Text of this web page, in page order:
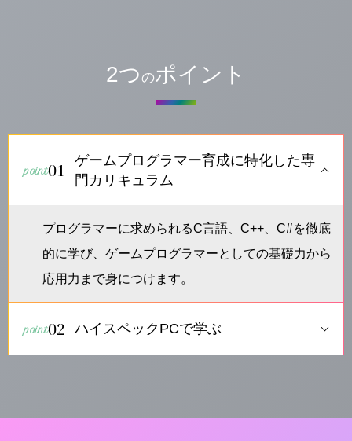
2つのポイント
01
ゲームプログラマー育成に特化した専
門カリキュラム
プログラマーに求められるC言語、C++、C#を徹底
的に学び、ゲームプログラマーとしての基礎力から
応用力まで身につけます。
02 ハイスペックPCで学ぶ